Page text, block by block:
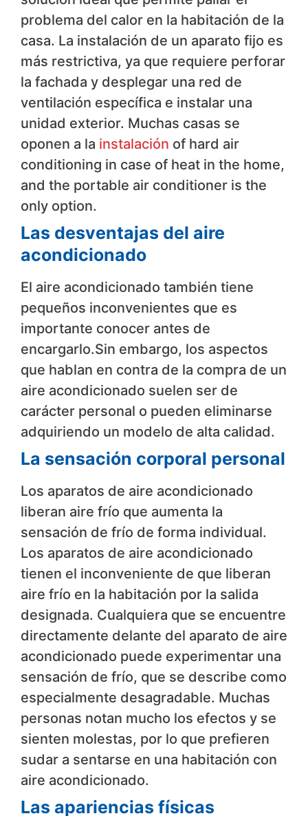
problema del calor en la habitación de la
casa. La instalación de un aparato fijo es
más restrictiva, ya que requiere perforar
la fachada y desplegar una red de
ventilación específica e instalar una
unidad exterior. Muchas casas se
oponen a la instalación of hard air
conditioning in case of heat in the home,
and the portable air conditioner is the
only option.
Las desventajas del aire
acondicionado
El aire acondicionado también tiene
pequeños inconvenientes que es
importante conocer antes de
encargarlo.Sin embargo, los aspectos
que hablan en contra de la compra de un
aire acondicionado suelen ser de
carácter personal o pueden eliminarse
adquiriendo un modelo de alta calidad.
La sensación corporal personal
Los aparatos de aire acondicionado
liberan aire frío que aumenta la
sensación de frío de forma individual.
Los aparatos de aire acondicionado
tienen el inconveniente de que liberan
aire frío en la habitación por la salida
designada. Cualquiera que se encuentre
directamente delante del aparato de aire
acondicionado puede experimentar una
sensación de frío, que se describe como
especialmente desagradable. Muchas
personas notan mucho los efectos y se
sienten molestas, por lo que prefieren
sudar a sentarse en una habitación con
aire acondicionado.
Las apariencias físicas